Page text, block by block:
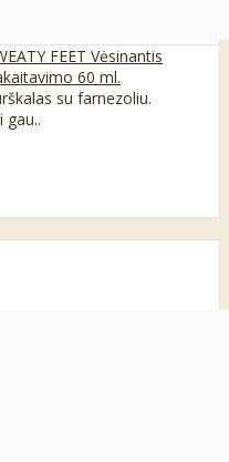
FEET Vėsinantis
60 ml.
su farnezoliu.
gau..